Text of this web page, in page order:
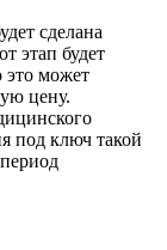
сделана
этап будет
может
цену.
под ключ такой